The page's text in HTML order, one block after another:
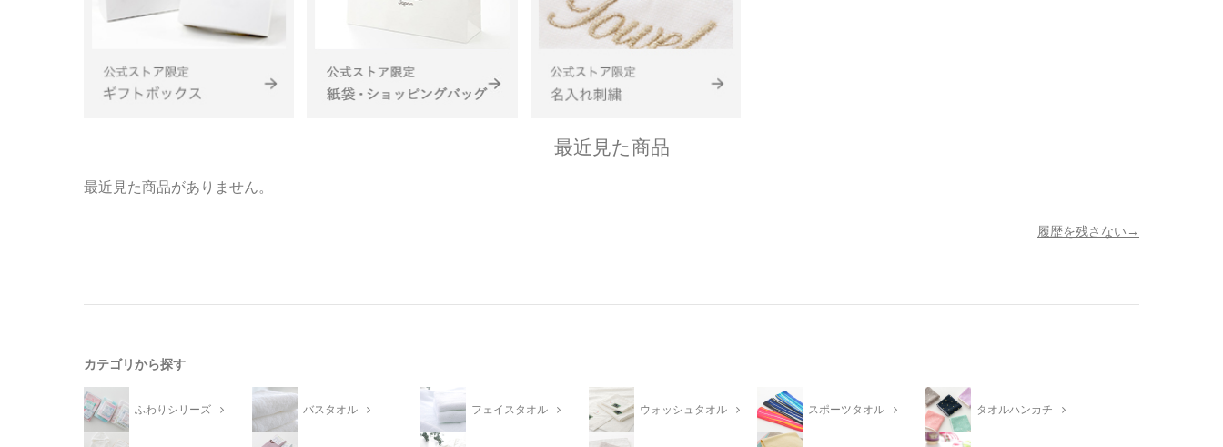
最近見た商品
最近見た商品がありません。
履歴を残さない
カテゴリから探す
ふわりシリーズ バスタオル フェイスタオル ウォッシュタオル スポーツタオル タオルハンカチ